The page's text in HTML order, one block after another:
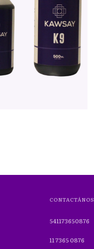
CONTACTÁNOS
541173650876
11 7365 0876